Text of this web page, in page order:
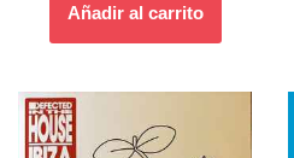
Añadir al carrito